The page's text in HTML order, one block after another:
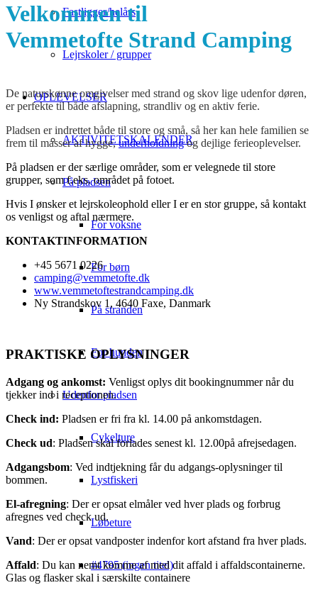
Fastligger/helårs
Lejrskoler / grupper
OPLEVELSER
AKTIVITETSKALENDER
På pladsen
For voksne
For børn
På stranden
For hunden
Udenfor pladsen
Cykelture
Lystfiskeri
Løbeture
#4795 (ingen titel)
Velkommen til
Vemmetofte Strand Camping
De naturskønne omgivelser med strand og skov lige udenfor døren,
er perfekte til både afslapning, strandliv og en aktiv ferie.
Pladsen er indrettet både til store og små, så her kan hele familien se
frem til masser af hygge,underholdningog dejlige ferieoplevelser.
På pladsen er der særlige områder, som er velegnede til store
grupper, som f.eks. området på fotoet.
Hvis I ønsker et lejrskoleophold eller I er en stor gruppe, så kontakt
os venligst og aftal nærmere.
KONTAKTINFORMATION
+45 5671 0226
camping@vemmetofte.dk
www.vemmetoftestrandcamping.dk
Ny Strandskov 1, 4640 Faxe, Danmark
PRAKTISKE OPLYSNINGER
Adgang og ankomst: Venligst oplys dit bookingnummer når du
tjekker ind i receptionen.
Check ind: Pladsen er fri fra kl. 14.00 på ankomstdagen.
Check ud: Pladsen skal forlades senest kl. 12.00på afrejsedagen.
Adgangsbom: Ved indtjekning får du adgangs-oplysninger til
bommen.
El-afregning: Der er opsat elmåler ved hver plads og forbrug
afregnes ved check ud.
Vand: Der er opsat vandposter indenfor kort afstand fra hver plads.
Affald: Du kan nemt komme af med dit affald i affaldscontainerne.
Glas og flasker skal i særskilte containere